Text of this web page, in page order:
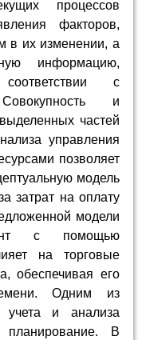
процессов
факторов,
в их изменении, а
информацию,
с
и
частей
управления
позволяет
модель
затрат на оплату
модели
с помощью
на торговые
обеспечивая его
Одним из
учета и анализа
планирование. В